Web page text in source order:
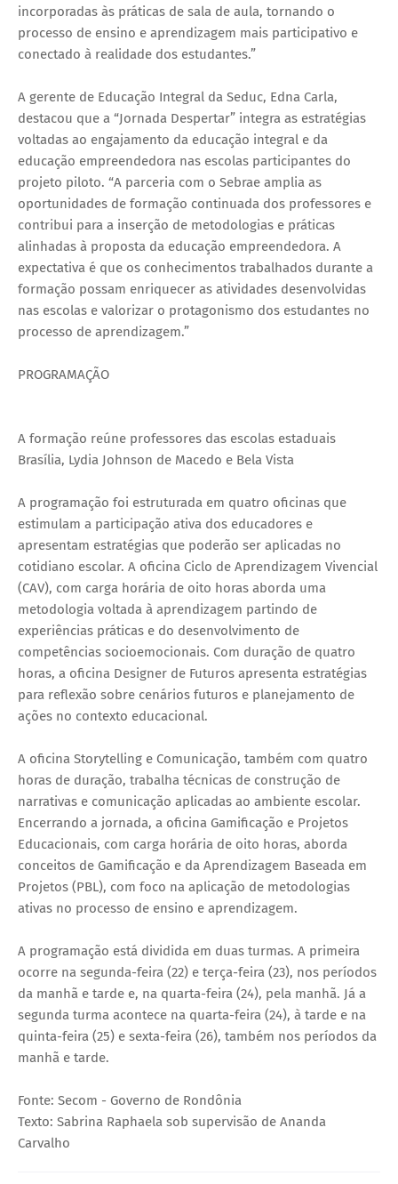
incorporadas às práticas de sala de aula, tornando o
processo de ensino e aprendizagem mais participativo e
conectado à realidade dos estudantes.”
A gerente de Educação Integral da Seduc, Edna Carla,
destacou que a “Jornada Despertar” integra as estratégias
voltadas ao engajamento da educação integral e da
educação empreendedora nas escolas participantes do
projeto piloto. “A parceria com o Sebrae amplia as
oportunidades de formação continuada dos professores e
contribui para a inserção de metodologias e práticas
alinhadas à proposta da educação empreendedora. A
expectativa é que os conhecimentos trabalhados durante a
formação possam enriquecer as atividades desenvolvidas
nas escolas e valorizar o protagonismo dos estudantes no
processo de aprendizagem.”
PROGRAMAÇÃO
A formação reúne professores das escolas estaduais
Brasília, Lydia Johnson de Macedo e Bela Vista
A programação foi estruturada em quatro oficinas que
estimulam a participação ativa dos educadores e
apresentam estratégias que poderão ser aplicadas no
cotidiano escolar. A oficina Ciclo de Aprendizagem Vivencial
(CAV), com carga horária de oito horas aborda uma
metodologia voltada à aprendizagem partindo de
experiências práticas e do desenvolvimento de
competências socioemocionais. Com duração de quatro
horas, a oficina Designer de Futuros apresenta estratégias
para reflexão sobre cenários futuros e planejamento de
ações no contexto educacional.
A oficina Storytelling e Comunicação, também com quatro
horas de duração, trabalha técnicas de construção de
narrativas e comunicação aplicadas ao ambiente escolar.
Encerrando a jornada, a oficina Gamificação e Projetos
Educacionais, com carga horária de oito horas, aborda
conceitos de Gamificação e da Aprendizagem Baseada em
Projetos (PBL), com foco na aplicação de metodologias
ativas no processo de ensino e aprendizagem.
A programação está dividida em duas turmas. A primeira
ocorre na segunda-feira (22) e terça-feira (23), nos períodos
da manhã e tarde e, na quarta-feira (24), pela manhã. Já a
segunda turma acontece na quarta-feira (24), à tarde e na
quinta-feira (25) e sexta-feira (26), também nos períodos da
manhã e tarde.
Fonte: Secom - Governo de Rondônia
Texto: Sabrina Raphaela sob supervisão de Ananda
Carvalho